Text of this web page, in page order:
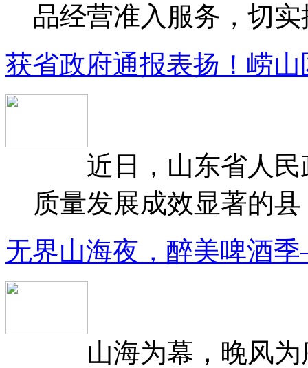
品经营准入服务，切
获省政府通报表扬！崂
近日，山东省人民
质量发展成效显著的
无界山海夜，醉美啤酒
山海为幕，晚风为